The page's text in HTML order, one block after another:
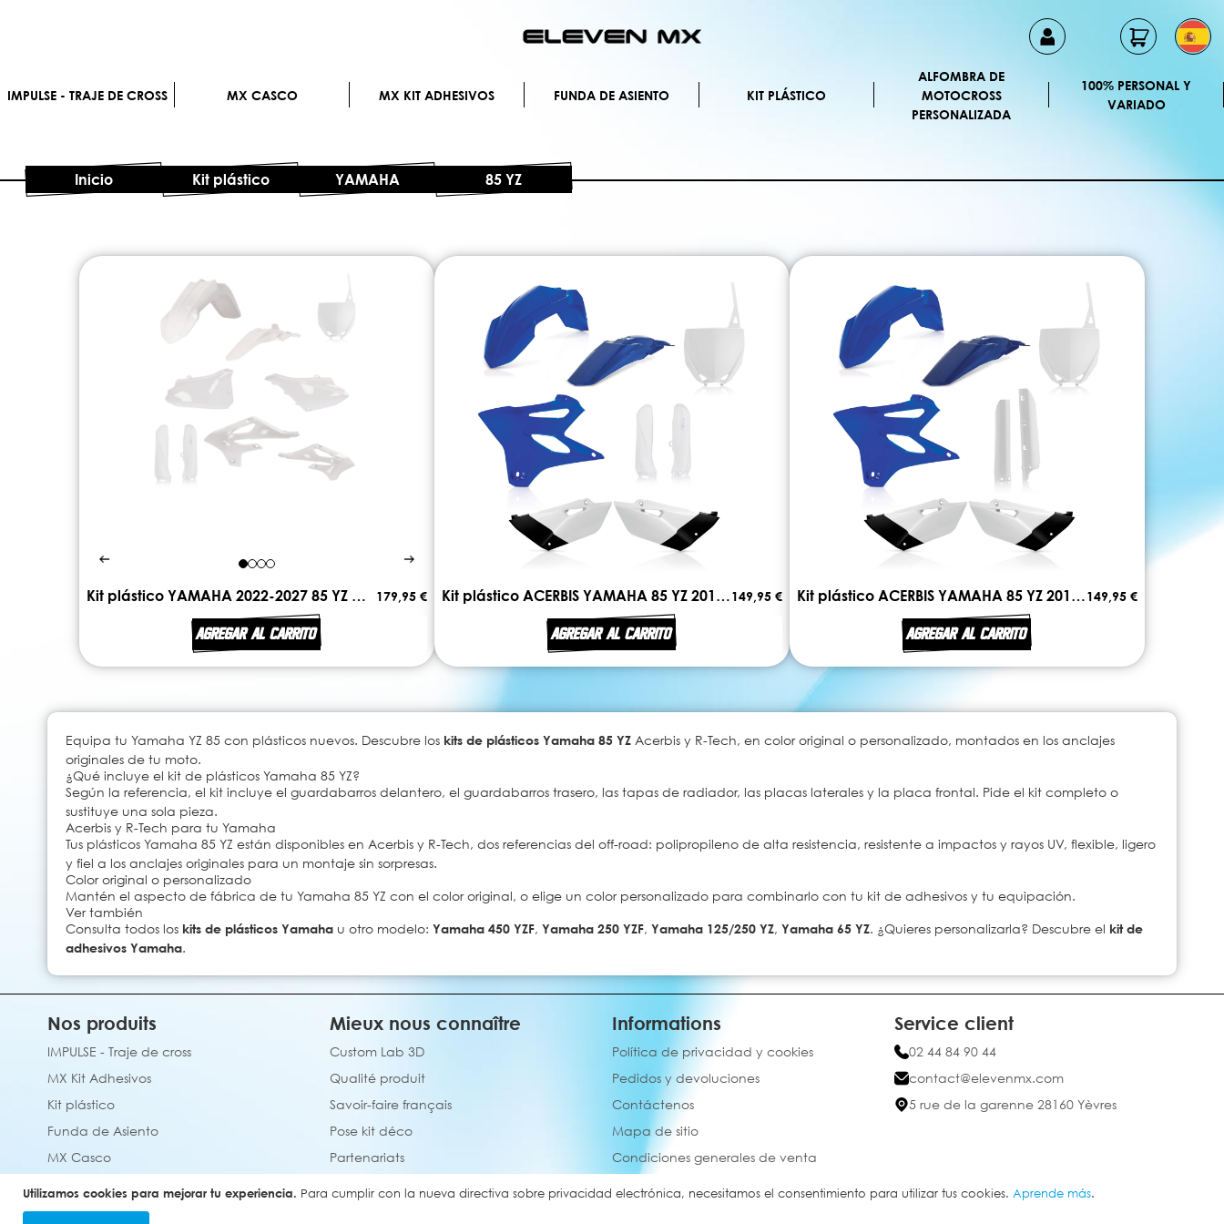
Utilizamos cookies para mejorar tu experiencia. Para cumplir con la nueva directiva sobre privacidad electrónica, necesitamos el consentimiento para utilizar tus cookies. Aprende más.
al
IMPULSE - TRAJE DE CROSS MX CASCO MX KIT ADHESIVOS FUNDA DE ASIENTO KIT PLÁSTICO
ALFOMBRA DE
MOTOCROSS
PERSONALIZADA
100% PERSONAL Y
VARIADO
Inicio Kit plástico YAMAHA 85 YZ
Kit plástico YAMAHA 2022-2027 85 YZ ACERBIS 179,95 €
AGREGAR AL CARRITO
Kit plástico ACERBIS YAMAHA 85 YZ 2019 - 2021149,95 €
AGREGAR AL CARRITO
Kit plástico ACERBIS YAMAHA 85 YZ 2015 - 2018149,95 €
AGREGAR AL CARRITO
Equipa tu Yamaha YZ 85 con plásticos nuevos. Descubre los kits de plásticos Yamaha 85 YZ Acerbis y R-Tech, en color original o personalizado, montados en los anclajes
originales de tu moto.
¿Qué incluye el kit de plásticos Yamaha 85 YZ?
Según la referencia, el kit incluye el guardabarros delantero, el guardabarros trasero, las tapas de radiador, las placas laterales y la placa frontal. Pide el kit completo o
sustituye una sola pieza.
Acerbis y R-Tech para tu Yamaha
Tus plásticos Yamaha 85 YZ están disponibles en Acerbis y R-Tech, dos referencias del off-road: polipropileno de alta resistencia, resistente a impactos y rayos UV, flexible, ligero
y fiel a los anclajes originales para un montaje sin sorpresas.
Color original o personalizado
Mantén el aspecto de fábrica de tu Yamaha 85 YZ con el color original, o elige un color personalizado para combinarlo con tu kit de adhesivos y tu equipación.
Ver también
Consulta todos los kits de plásticos Yamaha u otro modelo: Yamaha 450 YZF, Yamaha 250 YZF, Yamaha 125/250 YZ, Yamaha 65 YZ. ¿Quieres personalizarla? Descubre el kit de
adhesivos Yamaha.
Nos produits
IMPULSE - Traje de cross
MX Kit Adhesivos
Kit plástico
Funda de Asiento
MX Casco
Mieux nous connaître
Custom Lab 3D
Qualité produit
Savoir-faire français
Pose kit déco
Partenariats
Informations
Política de privacidad y cookies
Pedidos y devoluciones
Contáctenos
Mapa de sitio
Condiciones generales de venta
Service client
02 44 84 90 44
contact@elevenmx.com
5 rue de la garenne 28160 Yèvres